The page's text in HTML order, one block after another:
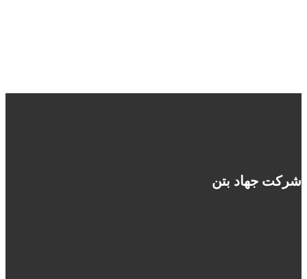
شرکت جهاد بتن